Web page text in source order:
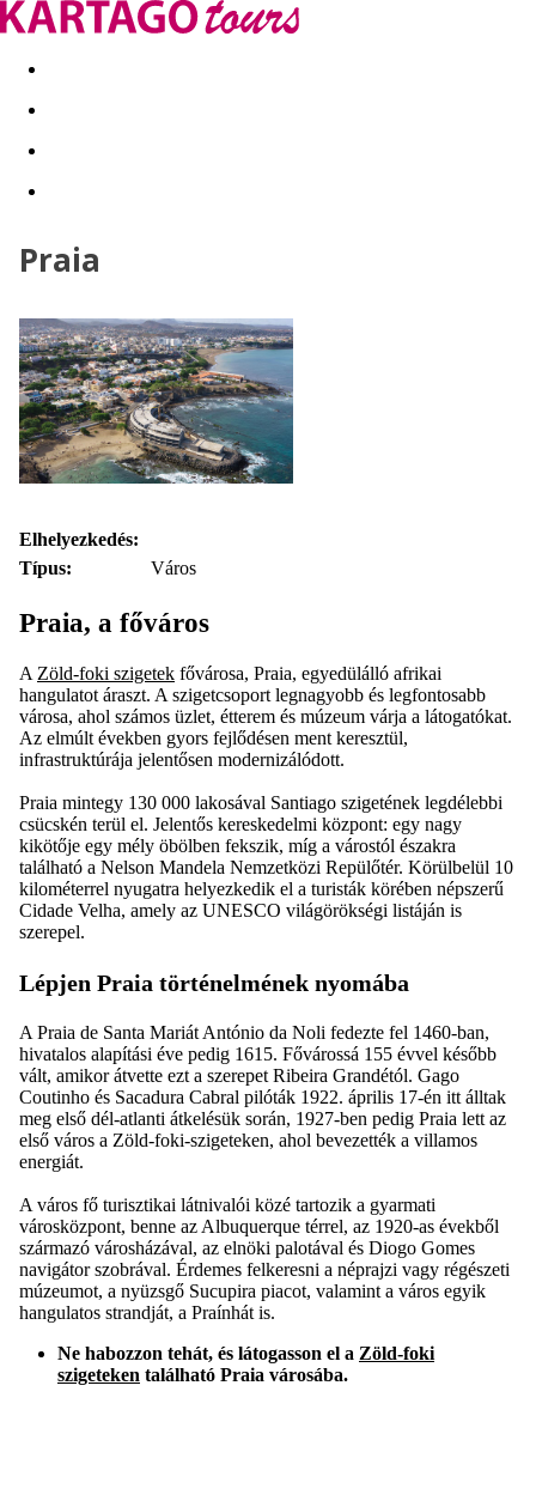
Kapcsolat Nyár 2026 Last Minute
Praia
Elhelyezkedés:
Típus:
Város
Praia, a főváros
A Zöld-foki szigetek fővárosa, Praia, egyedülálló afrikai
hangulatot áraszt. A szigetcsoport legnagyobb és legfontosabb
városa, ahol számos üzlet, étterem és múzeum várja a látogatókat.
Az elmúlt években gyors fejlődésen ment keresztül,
infrastruktúrája jelentősen modernizálódott.
Praia mintegy 130 000 lakosával Santiago szigetének legdélebbi
csücskén terül el. Jelentős kereskedelmi központ: egy nagy
kikötője egy mély öbölben fekszik, míg a várostól északra
található a Nelson Mandela Nemzetközi Repülőtér. Körülbelül 10
kilométerrel nyugatra helyezkedik el a turisták körében népszerű
Cidade Velha, amely az UNESCO világörökségi listáján is
szerepel.
Lépjen Praia történelmének nyomába
A Praia de Santa Mariát António da Noli fedezte fel 1460-ban,
hivatalos alapítási éve pedig 1615. Fővárossá 155 évvel később
vált, amikor átvette ezt a szerepet Ribeira Grandétól. Gago
Coutinho és Sacadura Cabral pilóták 1922. április 17-én itt álltak
meg első dél-atlanti átkelésük során, 1927-ben pedig Praia lett az
első város a Zöld-foki-szigeteken, ahol bevezették a villamos
energiát.
A város fő turisztikai látnivalói közé tartozik a gyarmati
városközpont, benne az Albuquerque térrel, az 1920-as évekből
származó városházával, az elnöki palotával és Diogo Gomes
navigátor szobrával. Érdemes felkeresni a néprajzi vagy régészeti
múzeumot, a nyüzsgő Sucupira piacot, valamint a város egyik
hangulatos strandját, a Praínhát is.
Ne habozzon tehát, és látogasson el a Zöld-foki
szigeteken található Praia városába.